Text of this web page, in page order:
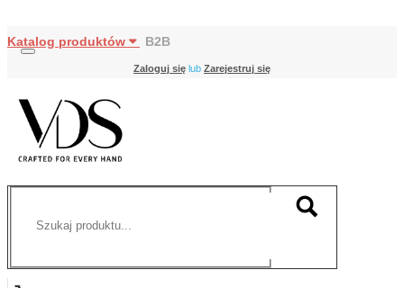
Katalog produktów B2B
Zaloguj się lub Zarejestruj się